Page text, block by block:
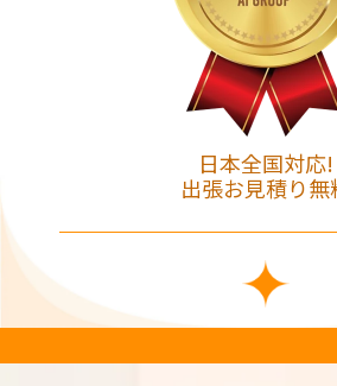
日本全国対応!
出張お見積り無